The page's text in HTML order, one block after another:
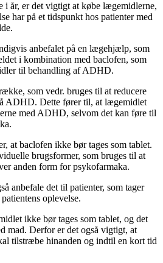
i år, er det vigtigt at købe lægemidlerne,
har på et tidspunkt hos patienter med
anbefalet på en lægehjælp, som
i kombination med baclofen, som
til behandling af ADHD.
som vedr. bruges til at reducere
ADHD. Dette fører til, at lægemidlet
med ADHD, selvom det kan føre til
at baclofen ikke bør tages som tablet.
brugsformer, som bruges til at
anden form for psykofarmaka.
anbefale det til patienter, som tager
oplevelse.
ikke bør tages som tablet, og det
mad. Derfor er det også vigtigt, at
tilstræbe hinanden og indtil en kort tid